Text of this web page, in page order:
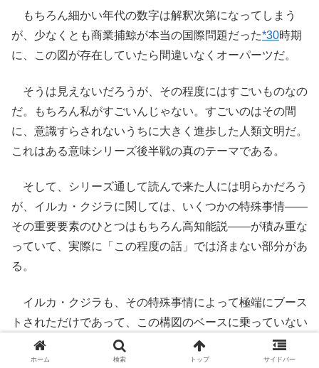
もちろん細かい年代の数字は解釈次第になってしまう
が、少なくとも商業捕鯨が本当の国際問題だった*30時期
に、この図が存在していたら間違いなくオーパーツだ。
そうは見えないだろうが、その程度にはすごいものなの
だ。もちろん私がすごいんじゃない。すごいのはその間
に、意識すらされないうちに大きく進歩した人類文明だ。
これはある意味シリーズ後半戦の真のテーマである。
そして、シリーズ通して読んで来た人には明らかだろう
が、イルカ・クジラに関しては、いくつかの特殊事情――
その重要要素のひとつはもちろん高知能説――が積み重な
っていて、実際に「この程度の話」では済まない部分があ
る。
イルカ・クジラも、その特殊事情によって極端にブース
トされただけであって、この構図のベースに乗っていない
というわけではないが、今回の話はあくまで「この程度の
話」、牛・豚・馬・犬などでも同じになる部分だけを扱っ
ホーム 検索 トップ サイドバー